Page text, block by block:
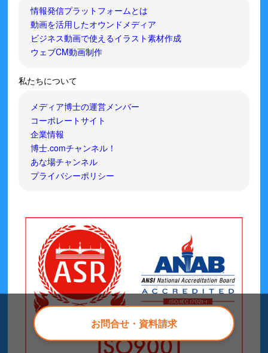
お問合せ・資料請求
情報発信プラットフォームとは
動画を活用したオウンドメディア
ビジネス動画で使えるイラスト素材作成
ウェブCM動画制作
私たちについて
メディア博士の運営メンバー
コーポレートサイト
企業情報
博士.comチャンネル！
あな場チャンネル
プライバシーポリシー